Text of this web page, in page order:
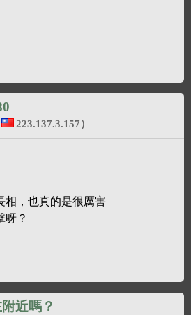
223.137.3.157）
相，也真的是很厲害
呀？
近嗎？